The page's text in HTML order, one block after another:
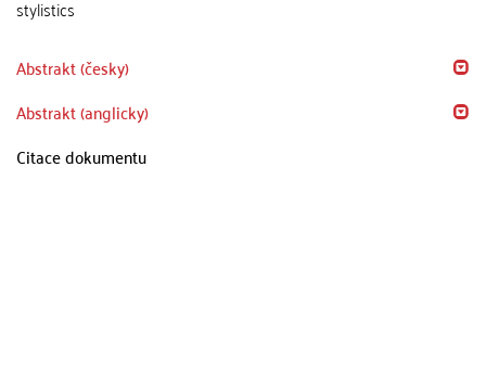
stylistics
Abstrakt (česky)
Abstrakt (anglicky)
Citace dokumentu